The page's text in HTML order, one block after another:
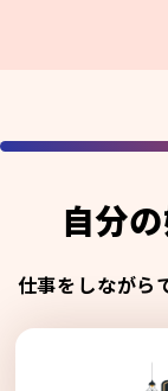
自分
仕事をしながら